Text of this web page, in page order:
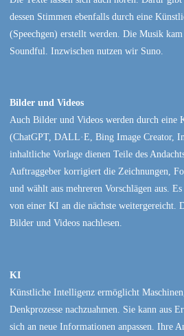
dessen Stimmen ebenfalls durch eine
(Speechgen) erstellt werden. Die Musik
Soundful. Inzwischen nutzen wir Suno.
Bilder und Videos
Auch Bilder und Videos werden durch eine
(ChatGPT, DALL·E, Bing Image Creator,
inhaltliche Vorlage dienen Teile des
Auftraggeber korrigiert die Zeichnungen,
und wählt aus mehreren Vorschlägen aus.
von einer KI an die nächste weitergereicht.
Bilder und Videos nachlesen.
KI
Künstliche Intelligenz ermöglicht
Denkprozesse nachzuahmen. Sie kann aus
sich an neue Informationen anpassen. Ihre